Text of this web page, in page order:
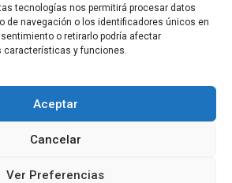
tecnologías nos permitirá procesar datos
de navegación o los identificadores únicos en
o retirarlo podría afectar
características y funciones.
Aceptar
Cancelar
Ver Preferencias